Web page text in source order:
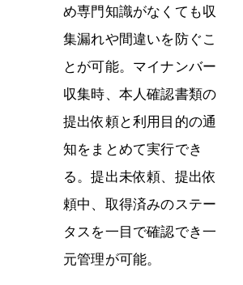
め専門知識がなくても収
集漏れや間違いを防ぐこ
とが可能。マイナンバー
収集時、本人確認書類の
提出依頼と利用目的の通
知をまとめて実行でき
る。提出未依頼、提出依
頼中、取得済みのステー
タスを一目で確認でき一
元管理が可能。